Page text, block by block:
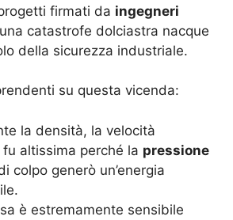
firmati da ingegneri
catastrofe dolciastra nacque
della sicurezza industriale.
su questa vicenda:
la densità, la velocità
fu altissima perché la pressione
colpo generò un’energia
è estremamente sensibile